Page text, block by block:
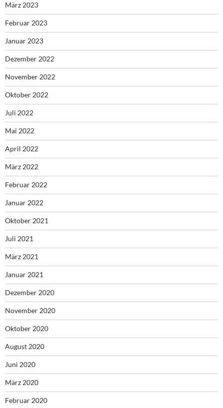
März 2023
Februar 2023
Januar 2023
Dezember 2022
November 2022
Oktober 2022
Juli 2022
Mai 2022
April 2022
März 2022
Februar 2022
Januar 2022
Oktober 2021
Juli 2021
März 2021
Januar 2021
Dezember 2020
November 2020
Oktober 2020
August 2020
Juni 2020
März 2020
Februar 2020